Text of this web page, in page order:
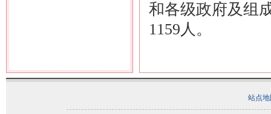
和各级政府及组
1159人。
站点